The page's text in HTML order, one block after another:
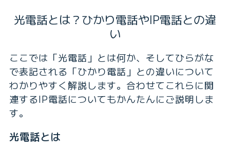
光電話とは？ひかり電話やIP電話との違
い
ここでは「光電話」とは何か、そしてひらがな
で表記される「ひかり電話」との違いについて
わかりやすく解説します。合わせてこれらに関
連するIP電話についてもかんたんにご説明しま
す。
光電話とは